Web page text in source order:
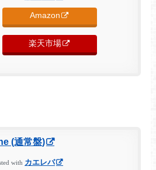
Amazon
楽天市場
(通常盤)
with カエレバ